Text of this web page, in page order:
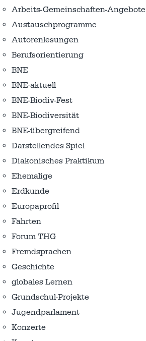
Arbeits-Gemeinschaften-Angebote
Austausch­programme
Autorenlesungen
Berufsorientierung
BNE
BNE-aktuell
BNE-Biodiv-Fest
BNE-Biodiversität
BNE-übergreifend
Darstellendes Spiel
Diakonisches Praktikum
Ehemalige
Erdkunde
Europaprofil
Fahrten
Forum THG
Fremdsprachen
Geschichte
globales Lernen
Grundschul-Projekte
Jugendparlament
Konzerte